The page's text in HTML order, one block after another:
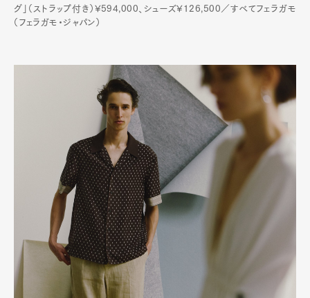
グ」（ストラップ付き）¥594,000、シューズ¥126,500／すべてフェラガモ
（フェラガモ・ジャパン）